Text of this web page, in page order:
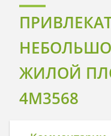
ЖИЛОЙ
4M3568